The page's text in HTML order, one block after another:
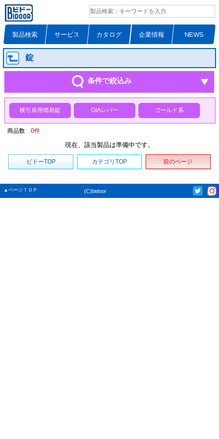
製品検索 サービス カタログ 企業情報 NEWS
錠
条件で絞込み
横引扉用簡易錠 GIAレバー ゴールド系
商品数 0件
現在、該当製品は準備中です。
ビドーTOP カテゴリTOP 前のページ
▲ページＴＯＰ (C)bidoor